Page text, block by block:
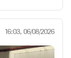
16:03, 06/08/2026